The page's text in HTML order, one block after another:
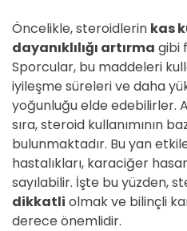
Öncelikle, steroidlerin kas
dayanıklılığı artırma gibi
Sporcular, bu maddeleri
iyileşme süreleri ve daha
yoğunluğu elde edebilirler.
sıra, steroid kullanımının
bulunmaktadır. Bu yan
hastalıkları, karaciğer
sayılabilir. İşte bu yüzden,
dikkatli olmak ve bilinçli
derece önemlidir.